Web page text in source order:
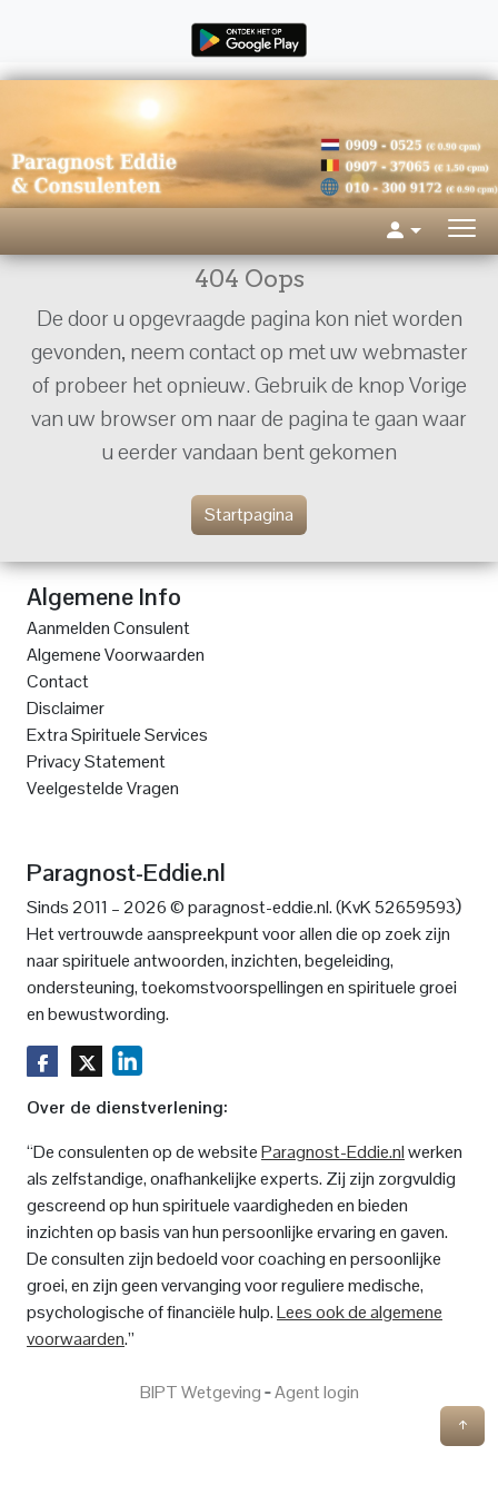
404 Oops
De door u opgevraagde pagina kon niet worden
gevonden, neem contact op met uw webmaster
of probeer het opnieuw. Gebruik de knop Vorige
van uw browser om naar de pagina te gaan waar
u eerder vandaan bent gekomen
Startpagina
Algemene Info
Aanmelden Consulent
Algemene Voorwaarden
Contact
Disclaimer
Extra Spirituele Services
Privacy Statement
Veelgestelde Vragen
Paragnost-Eddie.nl
Sinds 2011 – 2026 © paragnost-eddie.nl. (KvK 52659593)
Het vertrouwde aanspreekpunt voor allen die op zoek zijn
naar spirituele antwoorden, inzichten, begeleiding,
ondersteuning, toekomstvoorspellingen en spirituele groei
en bewustwording.
Over de dienstverlening:
“De consulenten op de websiteParagnost-Eddie.nlwerken
als zelfstandige, onafhankelijke experts. Zij zijn zorgvuldig
gescreend op hun spirituele vaardigheden en bieden
inzichten op basis van hun persoonlijke ervaring en gaven.
De consulten zijn bedoeld voor coaching en persoonlijke
groei, en zijn geen vervanging voor reguliere medische,
psychologische of financiële hulp.Lees ook de algemene
voorwaarden.”
BIPT Wetgeving‐Agent login